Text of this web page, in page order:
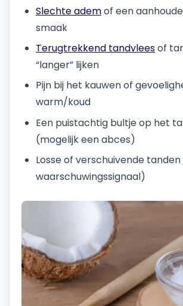
Slechte ademof een
smaak
Terugtrekkend tandvleesof
“langer” lijken
Pijn bij het kauwen of
warm/koud
Een puistachtig bultje op het
(mogelijk een abces)
Losse of verschuivende
waarschuwingssignaal)